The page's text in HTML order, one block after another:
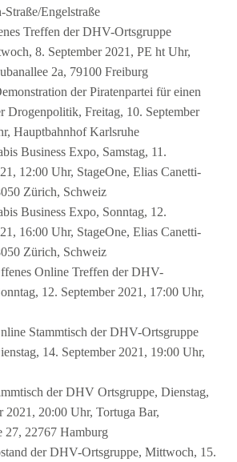
Straße/Engelstraße
Treffen der DHV-Ortsgruppe
8. September 2021, PE ht Uhr,
2a, 79100 Freiburg
der Piratenpartei für einen
Drogenpolitik, Freitag, 10. September
Hauptbahnhof Karlsruhe
Business Expo, Samstag, 11.
12:00 Uhr, StageOne, Elias Canetti-
Zürich, Schweiz
Business Expo, Sonntag, 12.
16:00 Uhr, StageOne, Elias Canetti-
Zürich, Schweiz
Online Treffen der DHV-
12. September 2021, 17:00 Uhr,
Stammtisch der DHV-Ortsgruppe
14. September 2021, 19:00 Uhr,
der DHV Ortsgruppe, Dienstag,
2021, 20:00 Uhr, Tortuga Bar,
27, 22767 Hamburg
der DHV-Ortsgruppe, Mittwoch, 15.